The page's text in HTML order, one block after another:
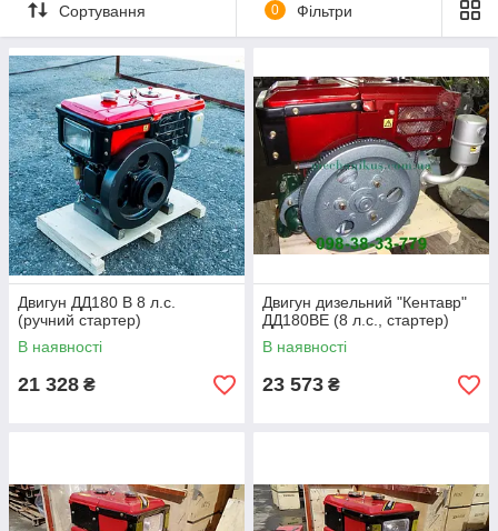
Сортування 0 Фільтри
Двигун ДД180 В 8 л.с.
(ручний стартер)
В наявності
21 328 ₴
Двигун дизельний "Кентавр"
ДД180ВЕ (8 л.с., стартер)
В наявності
23 573 ₴